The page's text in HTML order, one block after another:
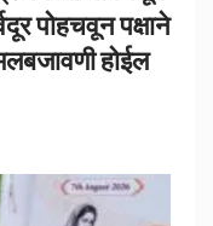
पोहचवून पक्षाने
होईल